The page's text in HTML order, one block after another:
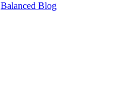
Balanced Blog